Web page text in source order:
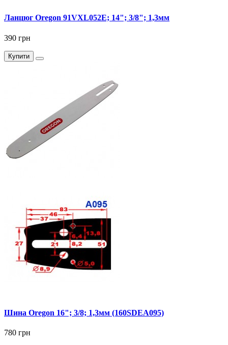
Ланцюг Oregon 91VXL052E; 14"; 3/8"; 1,3мм
390 грн
Купити
Шина Oregon 16"; 3/8; 1,3мм (160SDEA095)
780 грн